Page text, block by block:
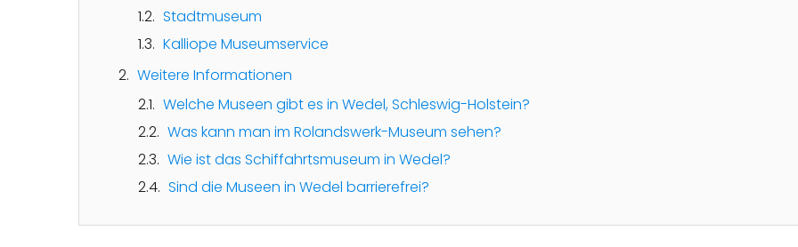
Stadtmuseum
Kalliope Museumservice
Weitere Informationen
Welche Museen gibt es in Wedel, Schleswig-Holstein?
Was kann man im Rolandswerk-Museum sehen?
Wie ist das Schiffahrtsmuseum in Wedel?
Sind die Museen in Wedel barrierefrei?